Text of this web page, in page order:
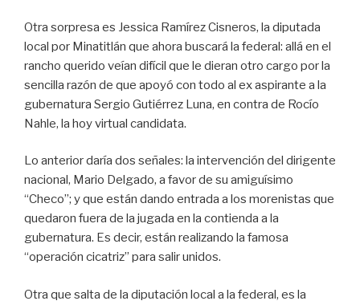
Otra sorpresa es Jessica Ramírez Cisneros, la diputada
local por Minatitlán que ahora buscará la federal: allá en el
rancho querido veían difícil que le dieran otro cargo por la
sencilla razón de que apoyó con todo al ex aspirante a la
gubernatura Sergio Gutiérrez Luna, en contra de Rocío
Nahle, la hoy virtual candidata.
Lo anterior daría dos señales: la intervención del dirigente
nacional, Mario Delgado, a favor de su amiguísimo
“Checo”; y que están dando entrada a los morenistas que
quedaron fuera de la jugada en la contienda a la
gubernatura. Es decir, están realizando la famosa
“operación cicatriz” para salir unidos.
Otra que salta de la diputación local a la federal, es la